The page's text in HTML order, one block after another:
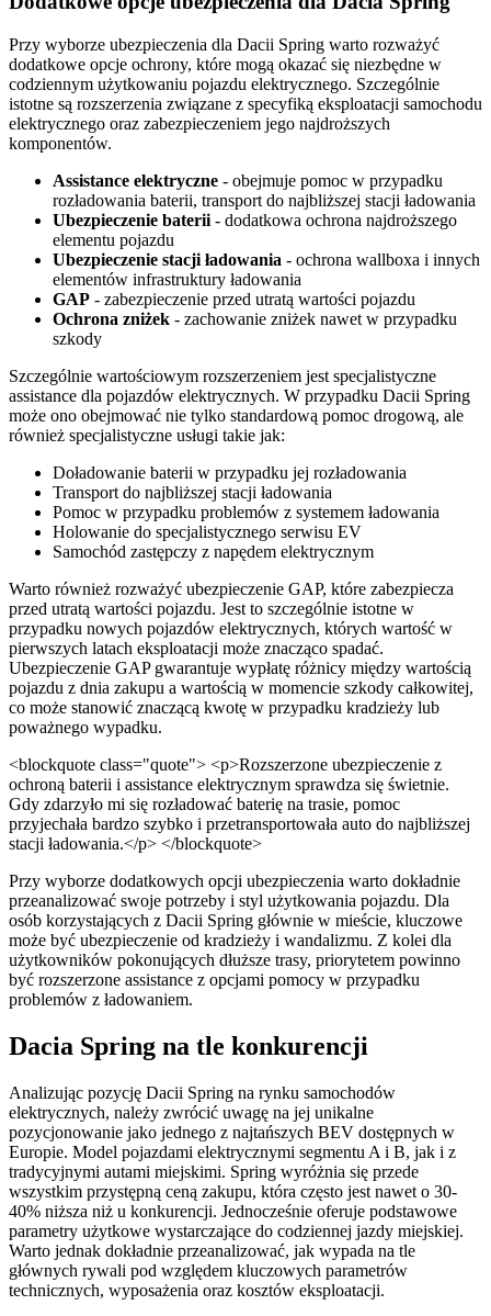
Przy wyborze ubezpieczenia dla Dacii Spring warto rozważyć
dodatkowe opcje ochrony, które mogą okazać się niezbędne w
codziennym użytkowaniu pojazdu elektrycznego. Szczególnie
istotne są rozszerzenia związane z specyfiką eksploatacji samochodu
elektrycznego oraz zabezpieczeniem jego najdroższych
komponentów.
Assistance elektryczne - obejmuje pomoc w przypadku
rozładowania baterii, transport do najbliższej stacji ładowania
Ubezpieczenie baterii - dodatkowa ochrona najdroższego
elementu pojazdu
Ubezpieczenie stacji ładowania - ochrona wallboxa i innych
elementów infrastruktury ładowania
GAP - zabezpieczenie przed utratą wartości pojazdu
Ochrona zniżek - zachowanie zniżek nawet w przypadku
szkody
Szczególnie wartościowym rozszerzeniem jest specjalistyczne
assistance dla pojazdów elektrycznych. W przypadku Dacii Spring
może ono obejmować nie tylko standardową pomoc drogową, ale
również specjalistyczne usługi takie jak:
Doładowanie baterii w przypadku jej rozładowania
Transport do najbliższej stacji ładowania
Pomoc w przypadku problemów z systemem ładowania
Holowanie do specjalistycznego serwisu EV
Samochód zastępczy z napędem elektrycznym
Warto również rozważyć ubezpieczenie GAP, które zabezpiecza
przed utratą wartości pojazdu. Jest to szczególnie istotne w
przypadku nowych pojazdów elektrycznych, których wartość w
pierwszych latach eksploatacji może znacząco spadać.
Ubezpieczenie GAP gwarantuje wypłatę różnicy między wartością
pojazdu z dnia zakupu a wartością w momencie szkody całkowitej,
co może stanowić znaczącą kwotę w przypadku kradzieży lub
poważnego wypadku.
<blockquote class="quote"> <p>Rozszerzone ubezpieczenie z
ochroną baterii i assistance elektrycznym sprawdza się świetnie.
Gdy zdarzyło mi się rozładować baterię na trasie, pomoc
przyjechała bardzo szybko i przetransportowała auto do najbliższej
stacji ładowania.</p> </blockquote>
Przy wyborze dodatkowych opcji ubezpieczenia warto dokładnie
przeanalizować swoje potrzeby i styl użytkowania pojazdu. Dla
osób korzystających z Dacii Spring głównie w mieście, kluczowe
może być ubezpieczenie od kradzieży i wandalizmu. Z kolei dla
użytkowników pokonujących dłuższe trasy, priorytetem powinno
być rozszerzone assistance z opcjami pomocy w przypadku
problemów z ładowaniem.
Dacia Spring na tle konkurencji
Analizując pozycję Dacii Spring na rynku samochodów
elektrycznych, należy zwrócić uwagę na jej unikalne
pozycjonowanie jako jednego z najtańszych BEV dostępnych w
Europie. Model pojazdami elektrycznymi segmentu A i B, jak i z
tradycyjnymi autami miejskimi. Spring wyróżnia się przede
wszystkim przystępną ceną zakupu, która często jest nawet o 30-
40% niższa niż u konkurencji. Jednocześnie oferuje podstawowe
parametry użytkowe wystarczające do codziennej jazdy miejskiej.
Warto jednak dokładnie przeanalizować, jak wypada na tle
głównych rywali pod względem kluczowych parametrów
technicznych, wyposażenia oraz kosztów eksploatacji.